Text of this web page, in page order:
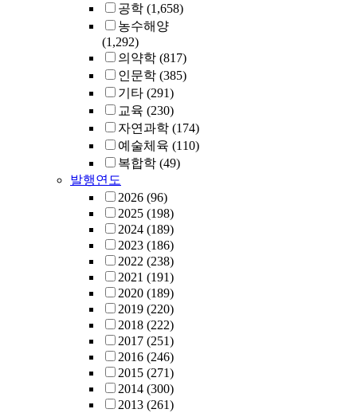
공학 (1,658)
농수해양
(1,292)
의약학 (817)
인문학 (385)
기타 (291)
교육 (230)
자연과학 (174)
예술체육 (110)
복합학 (49)
발행연도
2026 (96)
2025 (198)
2024 (189)
2023 (186)
2022 (238)
2021 (191)
2020 (189)
2019 (220)
2018 (222)
2017 (251)
2016 (246)
2015 (271)
2014 (300)
2013 (261)